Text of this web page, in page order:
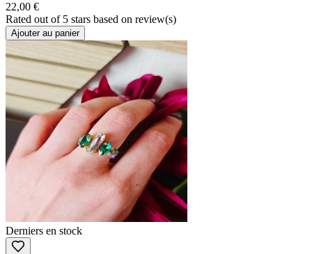
22,00 €
Rated out of 5 stars based on review(s)
Ajouter au panier
Derniers en stock